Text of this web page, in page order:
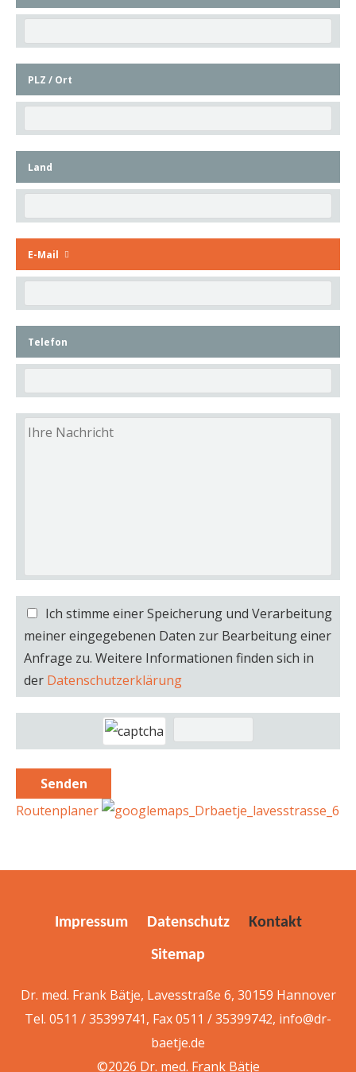
PLZ / Ort
Land
E-Mail
Telefon
Ich stimme einer Speicherung und Verarbeitung
meiner eingegebenen Daten zur Bearbeitung einer
Anfrage zu. Weitere Informationen finden sich in
der Datenschutzerklärung
Routenplaner
Impressum Datenschutz Kontakt
Sitemap
Dr. med. Frank Bätje, Lavesstraße 6, 30159 Hannover
Tel. 0511 / 35399741, Fax 0511 / 35399742, info@dr-
baetje.de
©2026 Dr. med. Frank Bätje